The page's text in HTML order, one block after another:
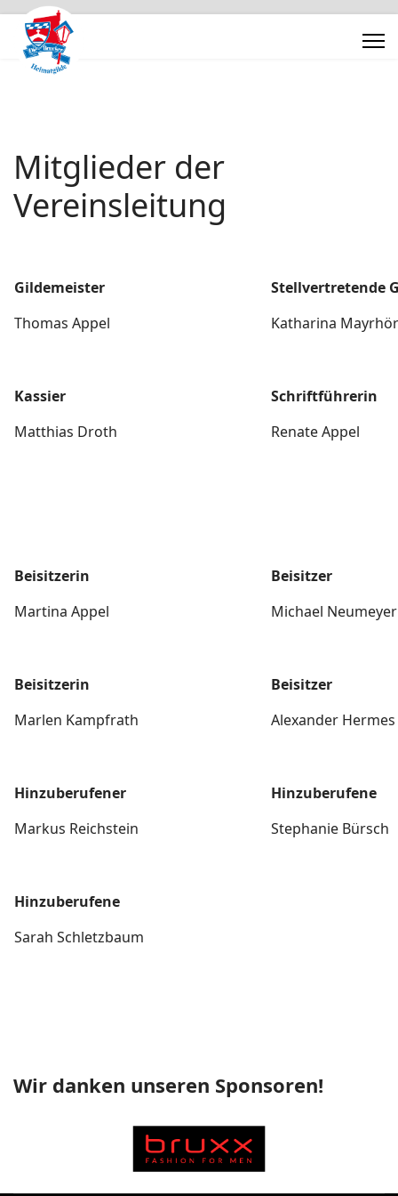
Mitglieder der
Vereinsleitung
Gildemeister
Thomas Appel
Stellvertretende
Katharina
Kassier
Matthias Droth
Schriftführerin
Renate Appel
Beisitzerin
Martina Appel
Beisitzer
Michael Neumeyer
Beisitzerin
Marlen Kampfrath
Beisitzer
Alexander Hermes
Hinzuberufener
Markus Reichstein
Hinzuberufene
Stephanie Bürsch
Hinzuberufene
Sarah Schletzbaum
Wir danken unseren Sponsoren!